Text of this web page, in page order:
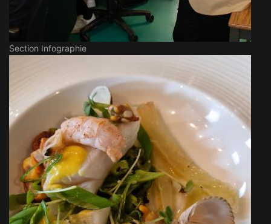
Section Infographie